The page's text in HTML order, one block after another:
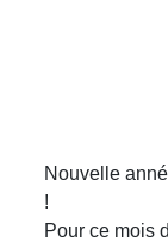
Nouvelle
!
Pour ce mois